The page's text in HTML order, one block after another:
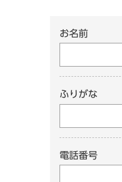
お名前
ふりがな
電話番号